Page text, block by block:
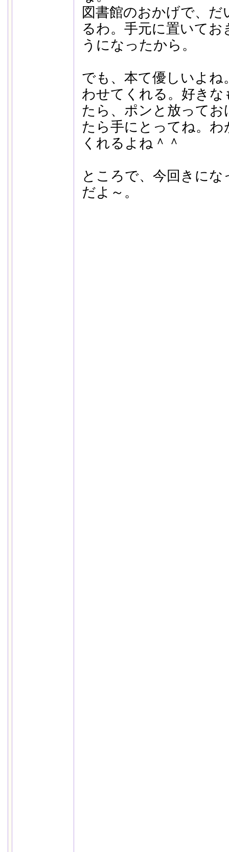
図書館のおかげで、
るわ。手元に置いて
うになったから。
でも、本て優しいよね
わせてくれる。好き
たら、ポンと放って
たら手にとってね。
くれるよね＾＾
ところで、今回きに
だよ～。